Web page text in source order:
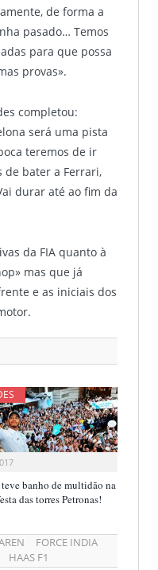
de forma a
pasado… Temos
para que possa
provas».
completou:
será uma pista
teremos de ir
de bater a Ferrari,
durar até ao fim da
da FIA quanto à
mas que já
e as iniciais dos
banho de multidão na
das torres Petronas!
FORCE INDIA
HAAS F1